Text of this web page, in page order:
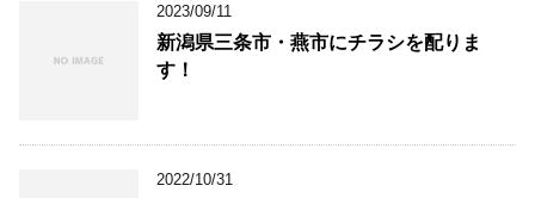
2023/09/11
新潟県三条市・燕市にチラシを配りま
す！
2022/10/31